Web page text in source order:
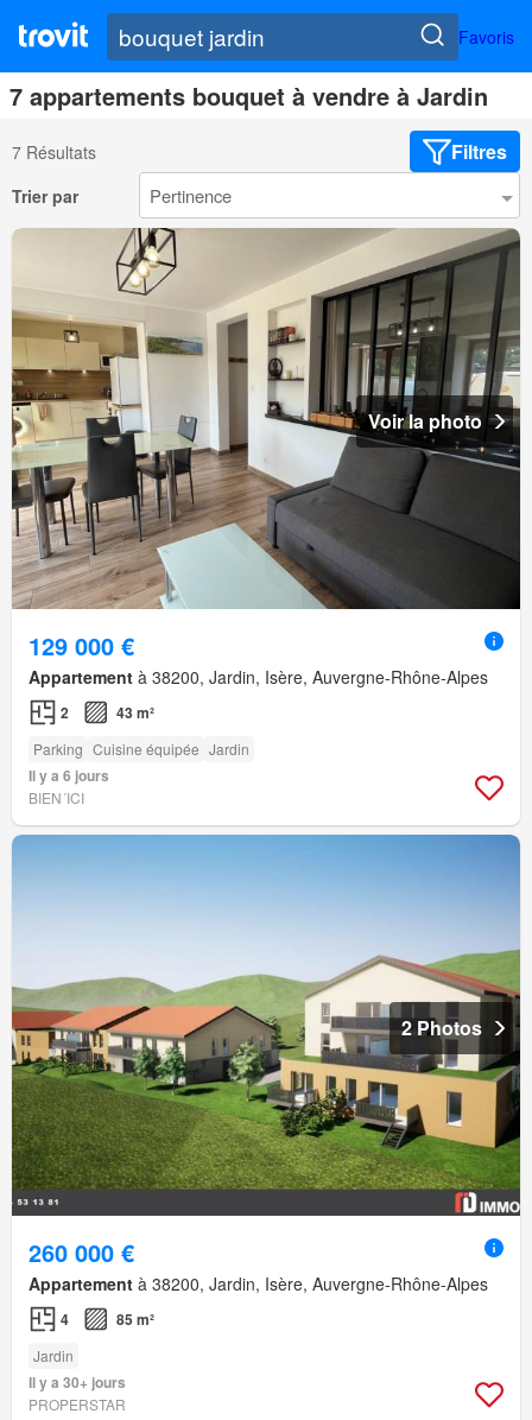
Favoris
7 appartements bouquet à vendre à Jardin
7 Résultats Filtres
Trier par
Voir la photo
129 000 €
Appartement à 38200, Jardin, Isère, Auvergne-Rhône-Alpes
2 43 m²
Parking Cuisine équipée Jardin
Il y a 6 jours
BIEN´ICI
2 Photos
260 000 €
Appartement à 38200, Jardin, Isère, Auvergne-Rhône-Alpes
4 85 m²
Jardin
Il y a 30+ jours
PROPERSTAR